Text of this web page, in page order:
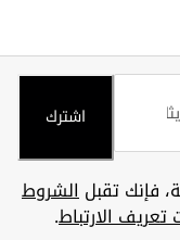
اشترك
فإنك تقبلالشروط
الارتباط.